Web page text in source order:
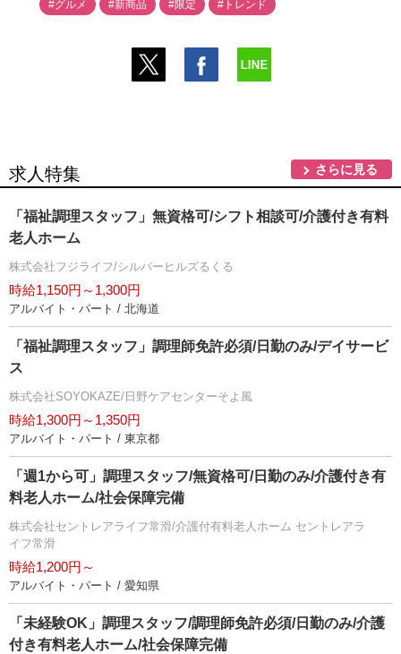
#グルメ #新商品 #限定 #トレンド
求人特集 さらに見る
「福祉調理スタッフ」無資格可/シフト相談可/介護付き有料
老人ホーム
株式会社フジライフ/シルバーヒルズるくる
時給1,150円～1,300円
アルバイト・パート / 北海道
「福祉調理スタッフ」調理師免許必須/日勤のみ/デイサービ
ス
株式会社SOYOKAZE/日野ケアセンターそよ風
時給1,300円～1,350円
アルバイト・パート / 東京都
「週1から可」調理スタッフ/無資格可/日勤のみ/介護付き有
料老人ホーム/社会保障完備
株式会社セントレアライフ常滑/介護付有料老人ホーム セントレアラ
イフ常滑
時給1,200円～
アルバイト・パート / 愛知県
「未経験OK」調理スタッフ/調理師免許必須/日勤のみ/介護
付き有料老人ホーム/社会保障完備